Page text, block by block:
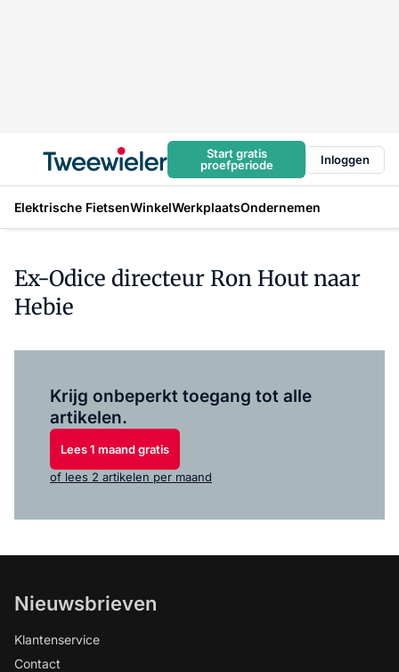
Start gratis
proefperiode
Inloggen
Elektrische FietsenWinkelWerkplaatsOndernemen
Ex-Odice directeur Ron Hout naar
Hebie
Krijg onbeperkt toegang tot alle
artikelen.
Lees 1 maand gratis
of lees 2 artikelen per maand
Nieuwsbrieven
Klantenservice
Contact